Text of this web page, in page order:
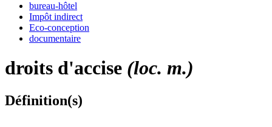
bureau-hôtel
Impôt indirect
Eco-conception
documentaire
droits d'accise (loc. m.)
Définition(s)